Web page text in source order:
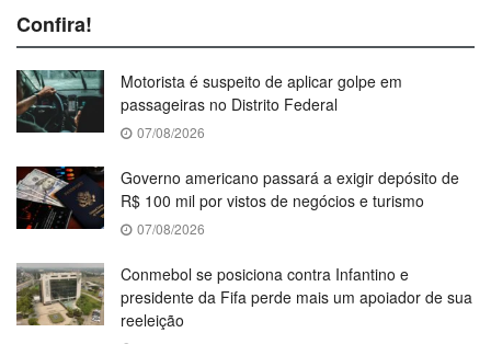
Confira!
Motorista é suspeito de aplicar golpe em
passageiras no Distrito Federal
07/08/2026
Governo americano passará a exigir depósito de
R$ 100 mil por vistos de negócios e turismo
07/08/2026
Conmebol se posiciona contra Infantino e
presidente da Fifa perde mais um apoiador de sua
reeleição